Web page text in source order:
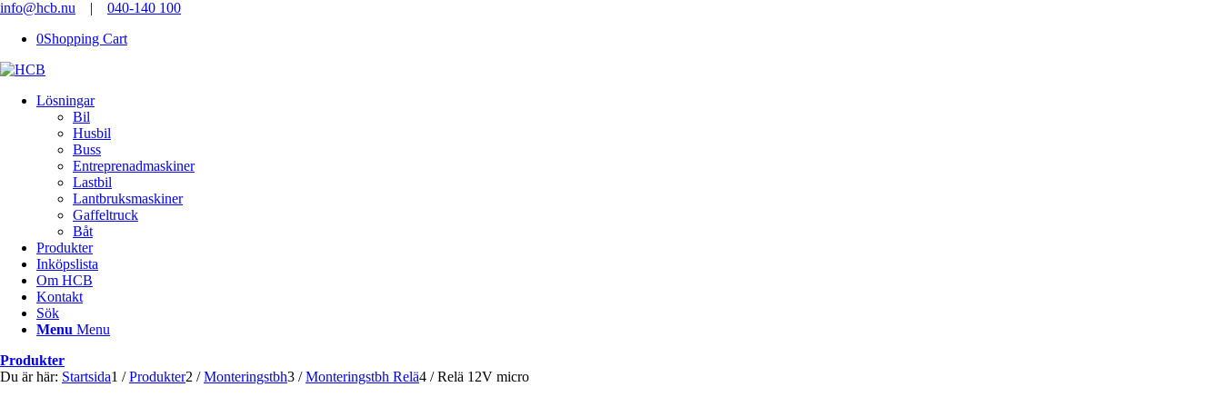
info@hcb.nu | 040-140 100
0Shopping Cart
Lösningar
Bil
Husbil
Buss
Entreprenadmaskiner
Lastbil
Lantbruksmaskiner
Gaffeltruck
Båt
Produkter
Inköpslista
Om HCB
Kontakt
Sök
Menu Menu
Produkter
Du är här: Startsida1 / Produkter2 / Monteringstbh3 / Monteringstbh Relä4 / Relä 12V micro